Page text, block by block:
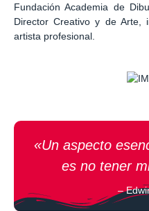
Fundación Academia de
Director Creativo y de Arte,
artista profesional.
«Un aspecto
es no tener
–